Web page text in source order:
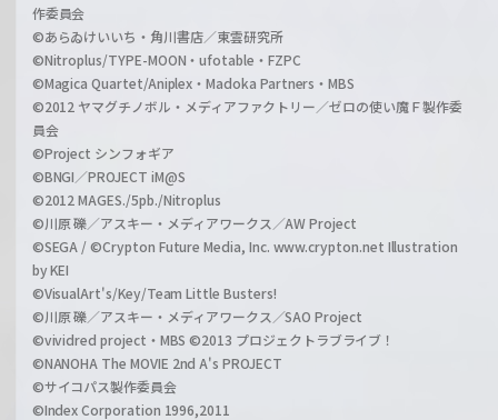
作委員会
©あらゐけいいち・角川書店／東雲研究所
©Nitroplus/TYPE-MOON・ufotable・FZPC
©Magica Quartet/Aniplex・Madoka Partners・MBS
©2012 ヤマグチノボル・メディアファクトリー／ゼロの使い魔Ｆ製作委
員会
©Project シンフォギア
©BNGI／PROJECT iM@S
©2012 MAGES./5pb./Nitroplus
©川原 礫／アスキー・メディアワークス／AW Project
©SEGA / ©Crypton Future Media, Inc. www.crypton.net Illustration
by KEI
©VisualArt's/Key/Team Little Busters!
©川原 礫／アスキー・メディアワークス／SAO Project
©vividred project・MBS ©2013 プロジェクトラブライブ！
©NANOHA The MOVIE 2nd A's PROJECT
©サイコパス製作委員会
©Index Corporation 1996,2011